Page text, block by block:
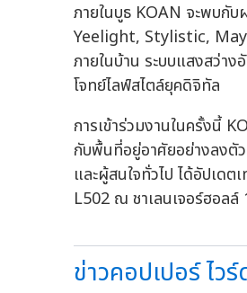
ภายในบูธ KOAN จะพบกั
Yeelight, Stylistic,
ภายในบ้าน ระบบแสงสว่า
โจทย์ไลฟ์สไตล์ยุคดิจิทัล
การเข้าร่วมงานในครั้งนี้
กับพื้นที่อยู่อาศัยอย่างลงตัว
และผู้สนใจทั่วไป ได้อัปเด
L502 ณ ชาเลนเจอร์ฮอล
ข่าวคอปเปอร์ ไว